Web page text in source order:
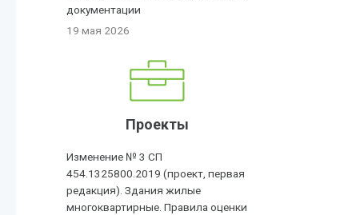
документации
19 мая 2026
Проекты
Изменение № 3 СП
454.1325800.2019 (проект, первая
редакция). Здания жилые
многоквартирные. Правила оценки